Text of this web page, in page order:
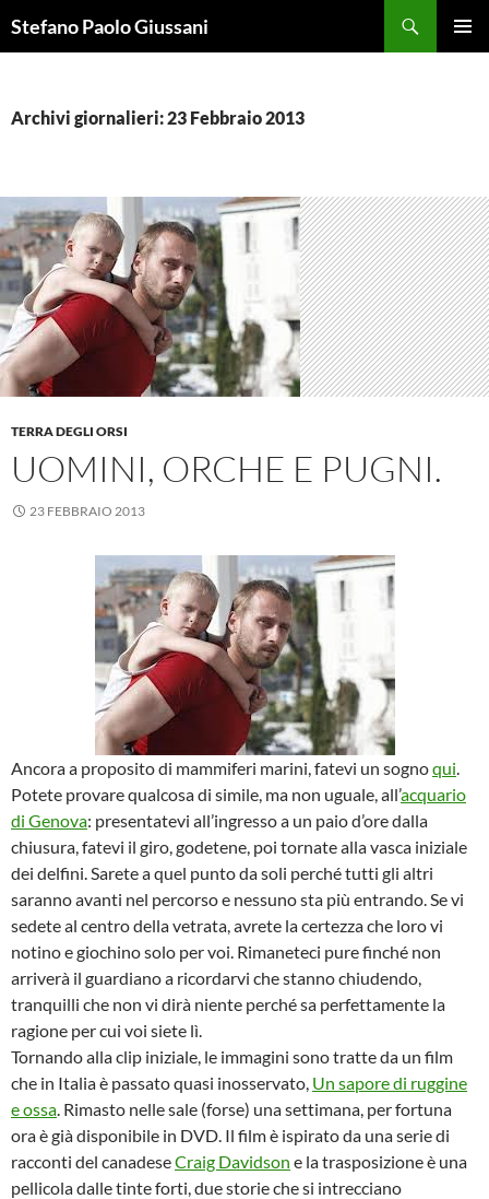
alStefano Paolo Giussani
Archivi giornalieri: 23 Febbraio 2013
TERRA DEGLI ORSI
UOMINI, ORCHE E PUGNI.
23 FEBBRAIO 2013
Ancora a proposito di mammiferi marini, fatevi un sognoqui.
Potete provare qualcosa di simile, ma non uguale, all’acquario
di Genova: presentatevi all’ingresso a un paio d’ore dalla
chiusura, fatevi il giro, godetene, poi tornate alla vasca iniziale
dei delfini. Sarete a quel punto da soli perché tutti gli altri
saranno avanti nel percorso e nessuno sta più entrando. Se vi
sedete al centro della vetrata, avrete la certezza che loro vi
notino e giochino solo per voi. Rimaneteci pure finché non
arriverà il guardiano a ricordarvi che stanno chiudendo,
tranquilli che non vi dirà niente perché sa perfettamente la
ragione per cui voi siete lì.
Tornando alla clip iniziale, le immagini sono tratte da un film
che in Italia è passato quasi inosservato, Un sapore di ruggine
e ossa. Rimasto nelle sale (forse) una settimana, per fortuna
ora è già disponibile in DVD. Il film è ispirato da una serie di
racconti del canadeseCraig Davidson e la trasposizione è una
pellicola dalle tinte forti, due storie che si intrecciano